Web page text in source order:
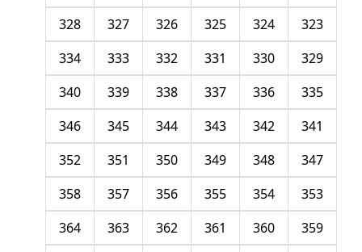
323
324
325
326
327
328
329
330
331
332
333
334
335
336
337
338
339
340
341
342
343
344
345
346
347
348
349
350
351
352
353
354
355
356
357
358
359
360
361
362
363
364